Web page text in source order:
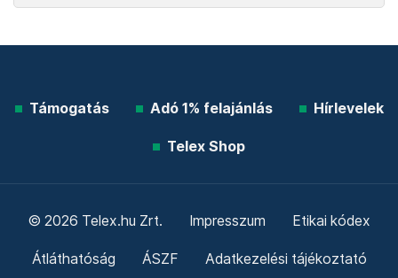
Támogatás Adó 1% felajánlás Hírlevelek
Telex Shop
© 2026 Telex.hu Zrt. Impresszum Etikai kódex
Átláthatóság ÁSZF Adatkezelési tájékoztató